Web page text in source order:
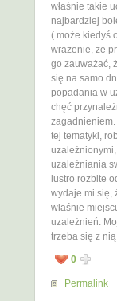
właśnie takie
najbardziej
( może kiedyś
wrażenie, że
go zauważać,
się na samo
popadania w
chęć
zagadnieniem.
tej tematyki,
uzależniania
lustro rozbite
wydaje mi się,
właśnie
uzależnień.
trzeba się z
0
Permalink